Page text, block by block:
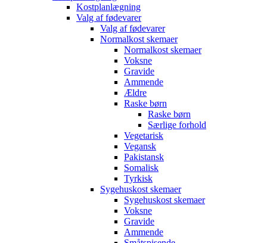
Kostplanlægning
Valg af fødevarer
Valg af fødevarer
Normalkost skemaer
Normalkost skemaer
Voksne
Gravide
Ammende
Ældre
Raske børn
Raske børn
Særlige forhold
Vegetarisk
Vegansk
Pakistansk
Somalisk
Tyrkisk
Sygehuskost skemaer
Sygehuskost skemaer
Voksne
Gravide
Ammende